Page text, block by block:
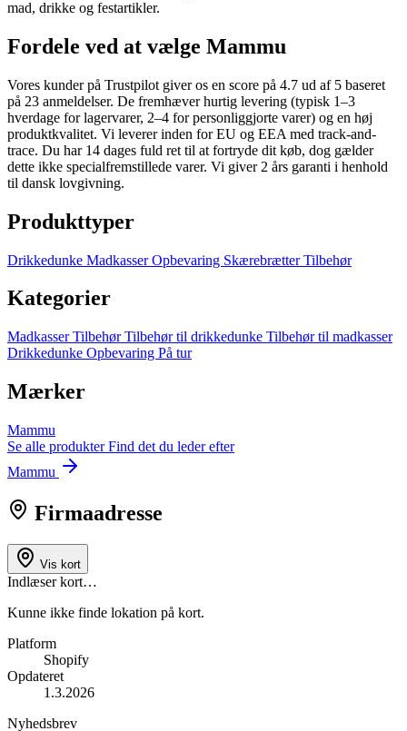
mad, drikke og festartikler.
Fordele ved at vælge Mammu
Vores kunder på Trustpilot giver os en score på 4.7 ud af 5 baseret
på 23 anmeldelser. De fremhæver hurtig levering (typisk 1–3
hverdage for lagervarer, 2–4 for personliggjorte varer) og en høj
produktkvalitet. Vi leverer inden for EU og EEA med track-and-
trace. Du har 14 dages fuld ret til at fortryde dit køb, dog gælder
dette ikke specialfremstillede varer. Vi giver 2 års garanti i henhold
til dansk lovgivning.
Produkttyper
Drikkedunke MadkasserOpbevaring SkærebrætterTilbehør
Kategorier
MadkasserTilbehørTilbehør til drikkedunke Tilbehør til madkasser
Drikkedunke Opbevaring På tur
Mærker
Mammu
Se alle produkterFind det du leder efter
Mammu
Firmaadresse
Vis kort
Indlæser kort…
Kunne ikke finde lokation på kort.
Platform
Shopify
Opdateret
1.3.2026
Nyhedsbrev